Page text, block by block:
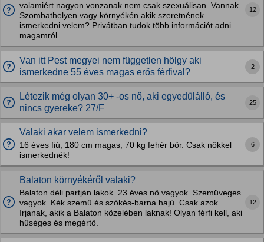
valamiért nagyon vonzanak nem csak szexuálisan. Vannak
Szombathelyen vagy környékén akik szeretnének
ismerkedni velem? Privátban tudok több információt adni
magamról.
12
Van itt Pest megyei nem független hölgy aki
ismerkedne 55 éves magas erős férfival?
2
Létezik még olyan 30+ -os nő, aki egyedülálló, és
nincs gyereke? 27/F
25
Valaki akar velem ismerkedni?
16 éves fiú, 180 cm magas, 70 kg fehér bőr. Csak nőkkel
ismerkednék!
6
Balaton környékéről valaki?
Balaton déli partján lakok. 23 éves nő vagyok. Szemüveges
vagyok. Kék szemű és szőkés-barna hajű. Csak azok
írjanak, akik a Balaton közelében laknak! Olyan férfi kell, aki
hűséges és megértő.
12